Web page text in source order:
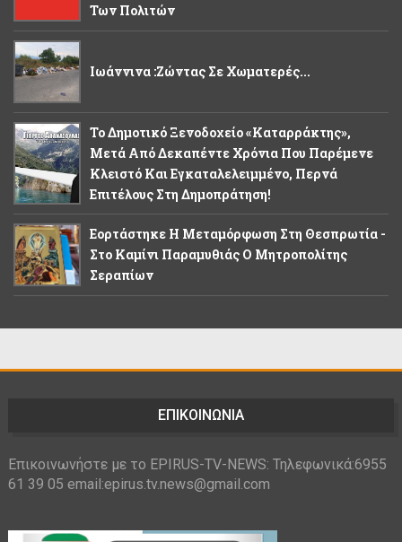
Των Πολιτών
Ιωάννινα :Ζώντας Σε Χωματερές...
Το Δημοτικό Ξενοδοχείο «Καταρράκτης»,
Μετά Από Δεκαπέντε Χρόνια Που Παρέμενε
Κλειστό Και Εγκαταλελειμμένο, Περνά
Επιτέλους Στη Δημοπράτηση!
Εορτάστηκε Η Μεταμόρφωση Στη Θεσπρωτία -
Στο Καμίνι Παραμυθιάς Ο Μητροπολίτης
Σεραπίων
ΕΠΙΚΟΙΝΩΝΙΑ
Επικοινωνήστε με το EPIRUS-TV-NEWS: Τηλεφωνικά:6955
61 39 05 email:epirus.tv.news@gmail.com